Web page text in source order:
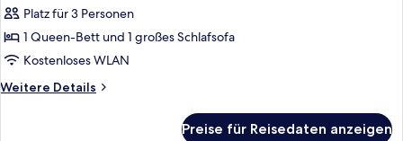
1 Queen-
Bett
und
anzeigen
Platz für 3 Personen
1 Queen-Bett und 1 großes Schlafsofa
Kostenloses WLAN
Weitere Details
Weitere
Preise für Reisedaten anzeigen